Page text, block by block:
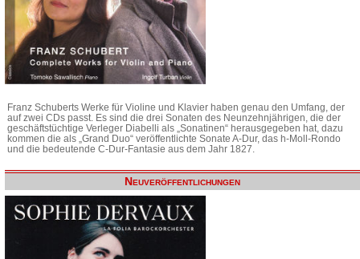
Franz Schuberts Werke für Violine und Klavier haben genau den Umfang, der
auf zwei CDs passt. Es sind die drei Sonaten des Neunzehnjährigen, die der
geschäftstüchtige Verleger Diabelli als „Sonatinen“ herausgegeben hat, dazu
kommen die als „Grand Duo“ veröffentlichte Sonate A-Dur, das h-Moll-Rondo
und die bedeutende C-Dur-Fantasie aus dem Jahr 1827.
Neuveröffentlichungen